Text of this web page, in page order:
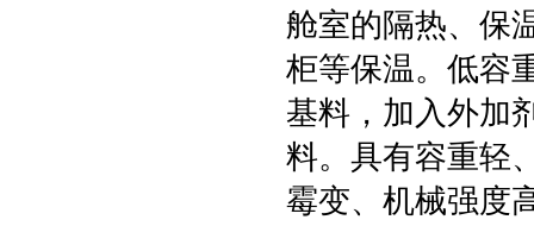
舱室的隔热、保
柜等保温。低容
基料，加入外加
料。具有容重轻
霉变、机械强度